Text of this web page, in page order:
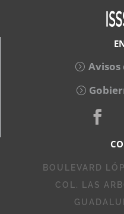
Avisos
BOULEVARD
COL. LAS